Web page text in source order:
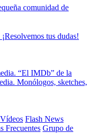
comunidad de
tus dudas!
“El IMDb” de la
Monólogos, sketches,
Vídeos Flash News
Frecuentes Grupo de